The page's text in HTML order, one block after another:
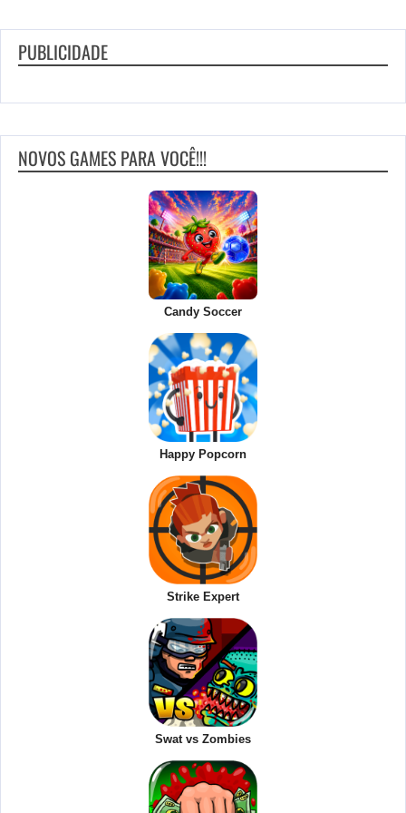
PUBLICIDADE
NOVOS GAMES PARA VOCÊ!!!
Candy Soccer
Happy Popcorn
Strike Expert
Swat vs Zombies